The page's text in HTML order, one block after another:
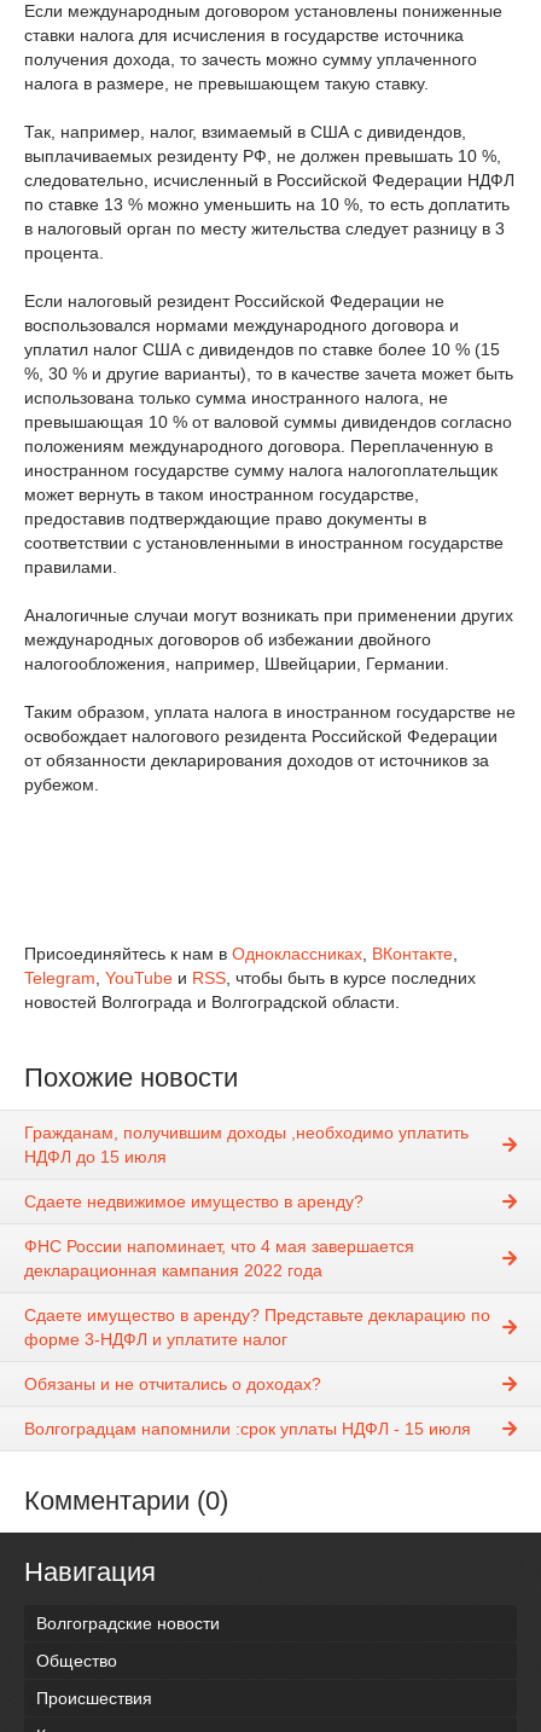
Если международным договором установлены пониженные
ставки налога для исчисления в государстве источника
получения дохода, то зачесть можно сумму уплаченного
налога в размере, не превышающем такую ставку.
Так, например, налог, взимаемый в США с дивидендов,
выплачиваемых резиденту РФ, не должен превышать 10 %,
следовательно, исчисленный в Российской Федерации НДФЛ
по ставке 13 % можно уменьшить на 10 %, то есть доплатить
в налоговый орган по месту жительства следует разницу в 3
процента.
Если налоговый резидент Российской Федерации не
воспользовался нормами международного договора и
уплатил налог США с дивидендов по ставке более 10 % (15
%, 30 % и другие варианты), то в качестве зачета может быть
использована только сумма иностранного налога, не
превышающая 10 % от валовой суммы дивидендов согласно
положениям международного договора. Переплаченную в
иностранном государстве сумму налога налогоплательщик
может вернуть в таком иностранном государстве,
предоставив подтверждающие право документы в
соответствии с установленными в иностранном государстве
правилами.
Аналогичные случаи могут возникать при применении других
международных договоров об избежании двойного
налогообложения, например, Швейцарии, Германии.
Таким образом, уплата налога в иностранном государстве не
освобождает налогового резидента Российской Федерации
от обязанности декларирования доходов от источников за
рубежом.
Присоединяйтесь к нам в Одноклассниках ВКонтакте
Telegram YouTube и RSS , чтобы быть в курсе последних
новостей Волгограда и Волгоградской области.
Похожие новости
Гражданам, получившим доходы ,необходимо уплатить
НДФЛ до 15 июля
Сдаете недвижимое имущество в аренду?
ФНС России напоминает, что 4 мая завершается
декларационная кампания 2022 года
Сдаете имущество в аренду? Представьте декларацию по
форме 3-НДФЛ и уплатите налог
Обязаны и не отчитались о доходах?
Волгоградцам напомнили :cрок уплаты НДФЛ - 15 июля
Комментарии (0)
Навигация
Волгоградские новости
Общество
Происшествия